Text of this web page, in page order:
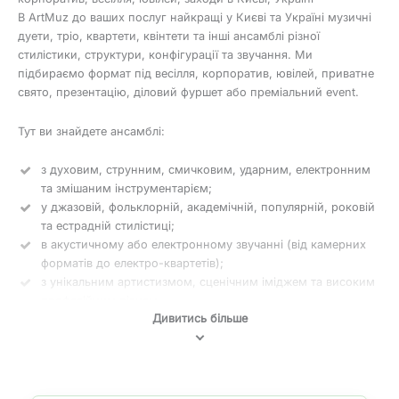
В ArtMuz до ваших послуг найкращі у Києві та Україні музичні
дуети, тріо, квартети, квінтети та інші ансамблі різної
стилістики, структури, конфігурації та звучання. Ми
підбираємо формат під весілля, корпоратив, ювілей, приватне
свято, презентацію, діловий фуршет або преміальний event.
Тут ви знайдете ансамблі:
з духовим, струнним, смичковим, ударним, електронним
та змішаним інструментарієм;
у джазовій, фольклорній, академічній, популярній, роковій
та естрадній стилістиці;
в акустичному або електронному звучанні (від камерних
форматів до електро-квартетів);
з унікальним артистизмом, сценічним іміджем та високим
Конфігурації музичних колективів
популярні незвичні комбінації інструментів, що створюють
Дивитись більше